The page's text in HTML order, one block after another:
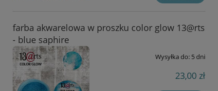
farba akwarelowa w proszku color glow 13@rts
- blue saphire
Wysyłka do: 5 dni
23,00 zł